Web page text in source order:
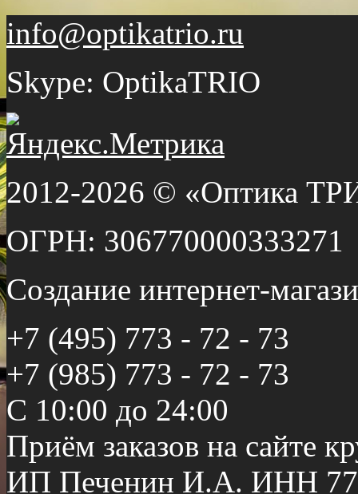
info@optikatrio.ru
Skype: OptikaTRIO
2012-2026 © «Оптика
ОГРН: 306770000333271
Создание интернет-
+7 (495) 773 - 72 - 73
+7 (985) 773 - 72 - 73
С 10:00 до 24:00
Приём заказов на сайте
ИП Печенин И.А. ИНН